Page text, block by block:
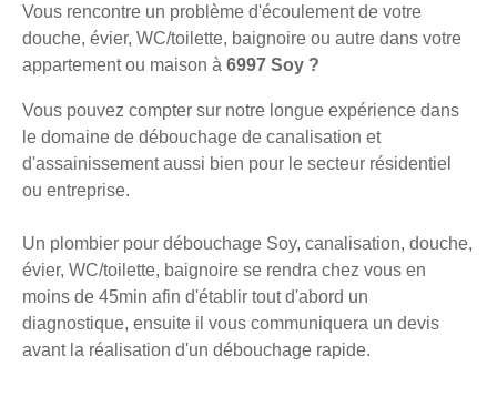
Vous rencontre un problème d'écoulement de votre
douche, évier, WC/toilette, baignoire ou autre dans votre
appartement ou maison à 6997 Soy ?
Vous pouvez compter sur notre longue expérience dans
le domaine de débouchage de canalisation et
d'assainissement aussi bien pour le secteur résidentiel
ou entreprise.
Un plombier pour débouchage Soy, canalisation, douche,
évier, WC/toilette, baignoire se rendra chez vous en
moins de 45min afin d'établir tout d'abord un
diagnostique, ensuite il vous communiquera un devis
avant la réalisation d'un débouchage rapide.